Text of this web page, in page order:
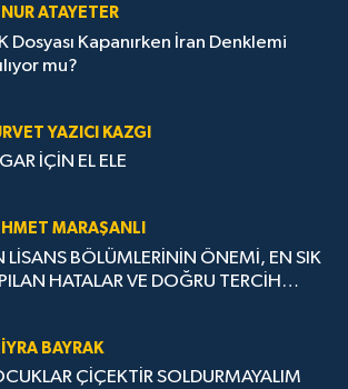
ATAYETER
Dosyası Kapanırken İran Denklemi
mu?
YAZICI KAZGI
İÇİN EL ELE
MARAŞANLI
LİSANS BÖLÜMLERİNİN ÖNEMİ, EN SIK
HATALAR VE DOĞRU TERCİH
BAYRAK
ÇİÇEKTİR SOLDURMAYALIM